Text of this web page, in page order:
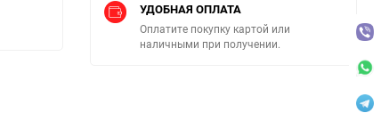
УДОБНАЯ ОПЛАТА
Оплатите покупку картой или
наличными при получении.